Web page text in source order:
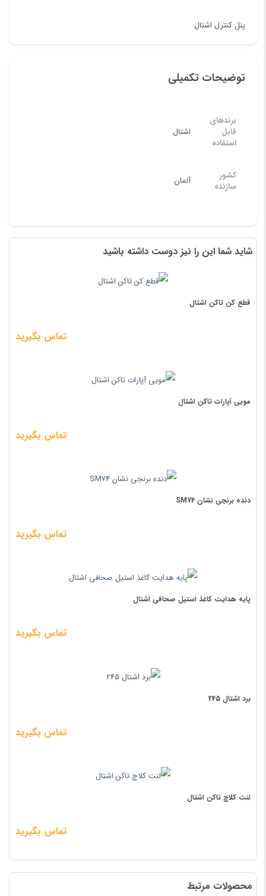
پنل کنترل اشتال
توضیحات تکمیلی
برندهای
قابل
استفاده
اشتال
کشور
سازنده
آلمان
شاید شما این را نیز دوست داشته باشید
قطع کن تاکن اشتال
تماس بگیرید
مویی آپارات تاکن اشتال
تماس بگیرید
دنده برنجی نشان SM74
تماس بگیرید
پایه هدایت کاغذ استیل صحافی اشتال
تماس بگیرید
برد اشتال 245
تماس بگیرید
لنت کلاچ تاکن اشتال
تماس بگیرید
محصولات مرتبط